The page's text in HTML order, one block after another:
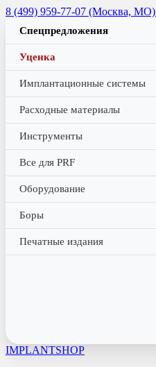
8 (499) 959-77-07 (Москва, МО)
Спецпредложения
Уценка
Имплантационные системы
Расходные материалы
Инструменты
Все для PRF
Оборудование
Боры
Печатные издания
IMPLANTSHOP